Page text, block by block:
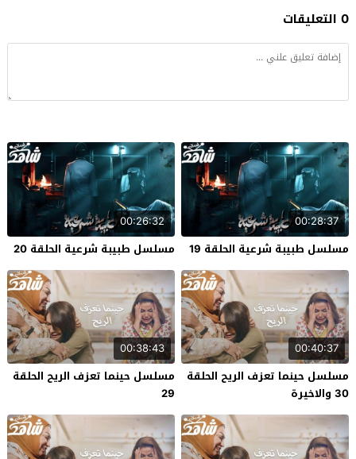
0 التعليقات
00:28:37
مسلسل طبيبة شرعية الحلقة 19
00:26:32
مسلسل طبيبة شرعية الحلقة 20
00:40:37
مسلسل حينما تعزف الريح الحلقة
30 والاخيرة
00:38:43
مسلسل حينما تعزف الريح الحلقة
29